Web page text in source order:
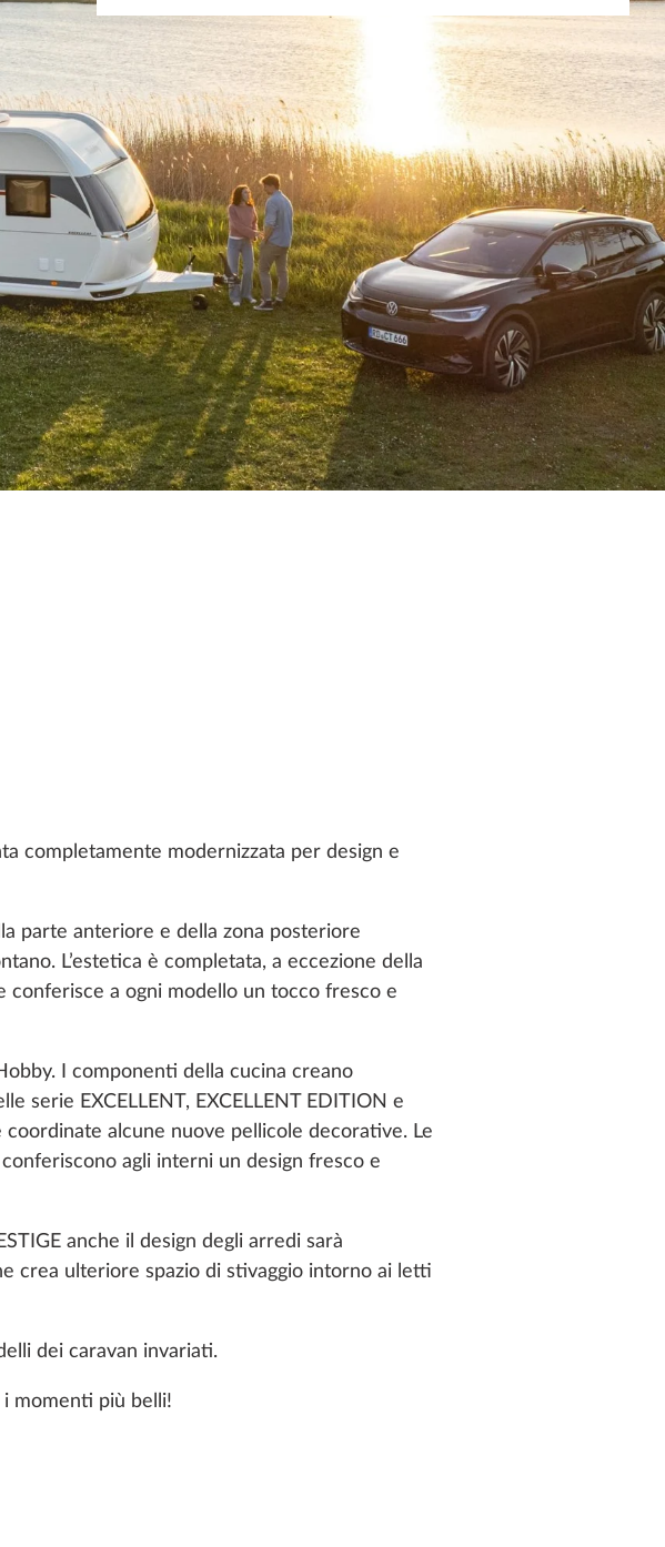
completamente modernizzata per design e
parte anteriore e della zona posteriore
L’estetica è completata, a eccezione della
conferisce a ogni modello un tocco fresco e
I componenti della cucina creano
serie EXCELLENT, EXCELLENT EDITION e
coordinate alcune nuove pellicole decorative. Le
agli interni un design fresco e
anche il design degli arredi sarà
crea ulteriore spazio di stivaggio intorno ai letti
dei caravan invariati.
momenti più belli!